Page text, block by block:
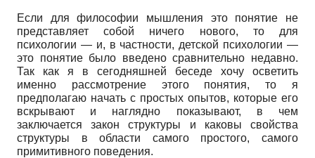
Если для философии мышления это понятие не
представляет собой ничего нового, то для
психологии — и, в частности, детской психологии—
это понятие было введено сравнительно недавно.
Так как я в сегодняшней беседе хочу осветить
именно рассмотрение этого понятия, то я
предполагаю начать с простых опытов, которые его
вскрывают и наглядно показывают, в чем
заключается закон структуры и каковы свойства
структуры в области самого простого, самого
примитивного поведения.